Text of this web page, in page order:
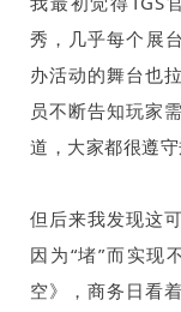
秀，几乎每个展
办活动的舞台也
员不断告知玩家
道，大家都很遵守
但后来我发现这
因为“堵”而实现
空》，商务日看